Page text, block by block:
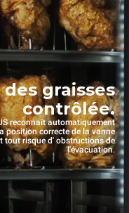
graisses
contrôlée.
reconnaît automatiquement
position correcte de la vanne
tout risque d' obstructions de
l'évacuation.